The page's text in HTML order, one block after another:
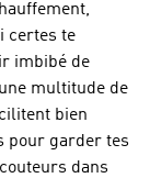
certes te
imbibé de
multitude de
bien
pour garder tes
dans